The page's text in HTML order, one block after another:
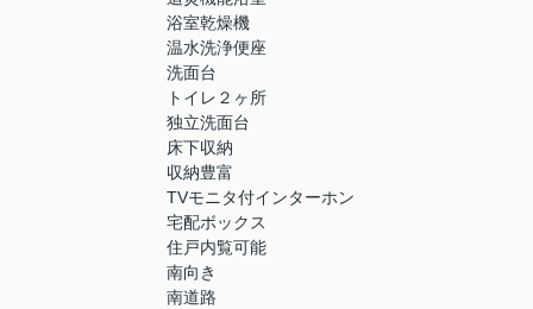
浴室乾燥機
温水洗浄便座
洗面台
トイレ２ヶ所
独立洗面台
床下収納
収納豊富
TVモニタ付インターホン
宅配ボックス
住戸内覧可能
南向き
南道路